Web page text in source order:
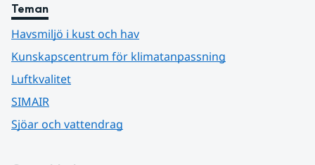
Teman
Havsmiljö i kust och hav
Kunskapscentrum för klimatanpassning
Luftkvalitet
SIMAIR
Sjöar och vattendrag